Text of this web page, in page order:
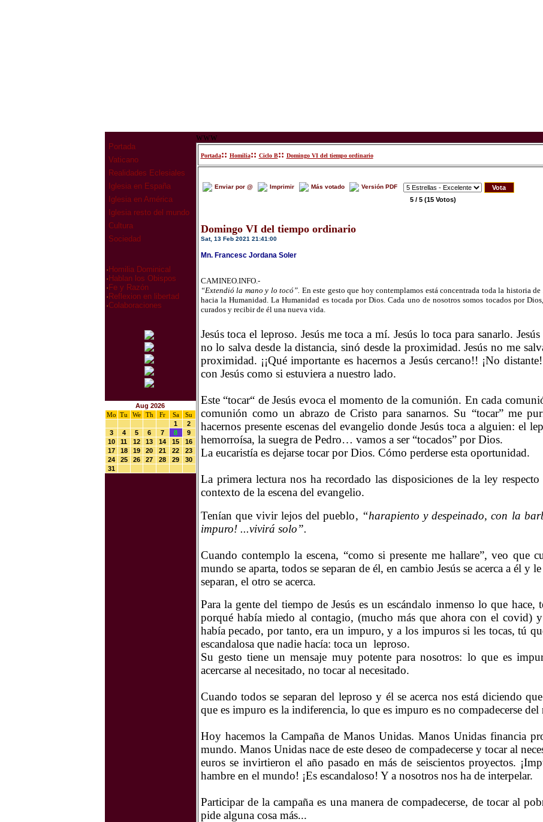
Portada
Vaticano
Realidades Eclesiales
Iglesia en España
Iglesia en América
Iglesia resto del mundo
Cultura
Sociedad
· Homilia Dominical
· Hablan los Obispos
· Fe y Razón
· Reflexion en libertad
·Colaboraciones
Aug 2026
Mo Tu We Th Fr Sa
Su
1
2
3
4 5 6 7 8
9
10
11 12 13 14 15
16
17
18 19 20 21 22
23
24
25 26 27 28 29
30
31
www
Portada:: Homilia:: Ciclo B:: Domingo VI del tiempo ordinario
Enviar por @ Imprimir Más votado Versión PDF
5 / 5 (15 Votos)
Domingo VI del tiempo ordinario
Sat, 13 Feb 2021 21:41:00
Mn. Francesc Jordana Soler
CAMINEO.INFO.-
“Extendió la mano y lo tocó”. En este gesto que hoy contemplamos está concentrada toda la historia
hacia la Humanidad. La Humanidad es tocada por Dios. Cada uno de nosotros somos tocados por
curados y recibir de él una nueva vida.
Jesús toca el leproso. Jesús me toca a mí. Jesús lo toca para sanarlo.
no lo salva desde la distancia, sinó desde la proximidad. Jesús no me
proximidad. ¡¡Qué importante es hacernos a Jesús cercano!! ¡No
con Jesús como si estuviera a nuestro lado.
Este “tocar“ de Jesús evoca el momento de la comunión. En cada
comunión como un abrazo de Cristo para sanarnos. Su “tocar” me
hacernos presente escenas del evangelio donde Jesús toca a alguien: el
hemorroísa, la suegra de Pedro… vamos a ser “tocados” por Dios.
La eucaristía es dejarse tocar por Dios. Cómo perderse esta oportunidad.
La primera lectura nos ha recordado las disposiciones de la ley
contexto de la escena del evangelio.
Tenían que vivir lejos del pueblo, “harapiento y despeinado, con la
impuro! ...vivirá solo”.
Cuando contemplo la escena, “como si presente me hallare”, veo que
mundo se aparta, todos se separan de él, en cambio Jesús se acerca a él y
separan, el otro se acerca.
Para la gente del tiempo de Jesús es un escándalo inmenso lo que hace,
porqué había miedo al contagio, (mucho más que ahora con el covid)
había pecado, por tanto, era un impuro, y a los impuros si les tocas, tú
escandalosa que nadie hacía: toca un leproso.
Su gesto tiene un mensaje muy potente para nosotros: lo que es
acercarse al necesitado, no tocar al necesitado.
Cuando todos se separan del leproso y él se acerca nos está diciendo
que es impuro es la indiferencia, lo que es impuro es no compadecerse del
Hoy hacemos la Campaña de Manos Unidas. Manos Unidas financia
mundo. Manos Unidas nace de este deseo de compadecerse y tocar al
euros se invirtieron el año pasado en más de seiscientos proyectos.
hambre en el mundo! ¡Es escandaloso! Y a nosotros nos ha de interpelar.
Participar de la campaña es una manera de compadecerse, de tocar al
pide alguna cosa más...